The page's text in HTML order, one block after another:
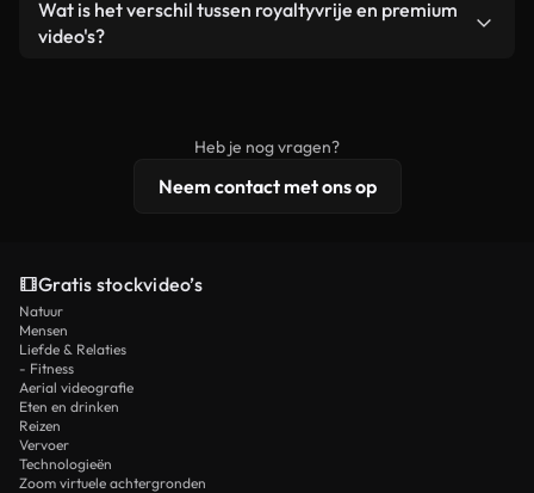
een losstaand product.
remixen. Zorg er wel voor dat het eindproduct
Wat is het verschil tussen royaltyvrije en premium
video's?
licentiebescherming omvat.
Heb je nog vragen?
Neem contact met ons op
Gratis stockvideo’s
Natuur
Mensen
Liefde & Relaties
- Fitness
Aerial videografie
Eten en drinken
Reizen
Vervoer
Technologieën
Zoom virtuele achtergronden